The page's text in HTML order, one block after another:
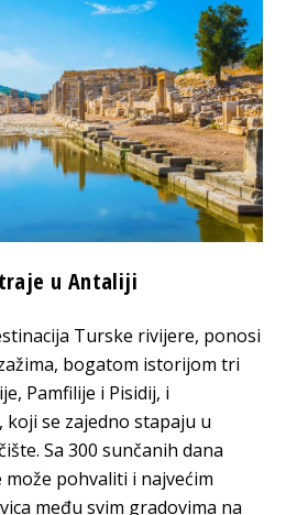
u Antaliji
Turske rivijere, ponosi
bogatom istorijom tri
Pamfilije i Pisidij, i
koji se zajedno stapaju u
Sa 300 sunčanih dana
može pohvaliti i najvećim
među svim gradovima na